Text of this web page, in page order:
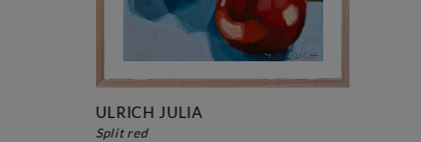
ULRICH JULIA
split red